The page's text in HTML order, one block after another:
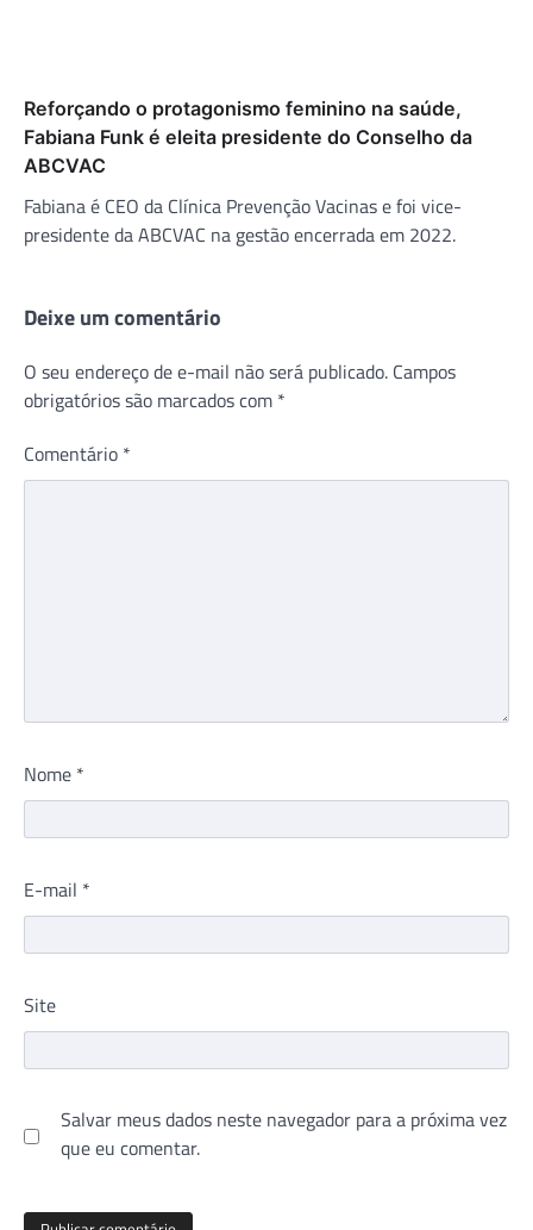
Reforçando o protagonismo feminino na saúde,
Fabiana Funk é eleita presidente do Conselho da
ABCVAC
Fabiana é CEO da Clínica Prevenção Vacinas e foi vice-
presidente da ABCVAC na gestão encerrada em 2022.
Deixe um comentário
O seu endereço de e-mail não será publicado. Campos
obrigatórios são marcados com *
Comentário *
Nome *
E-mail *
Site
Salvar meus dados neste navegador para a próxima vez
que eu comentar.